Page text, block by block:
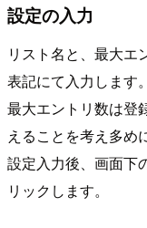
設定の入力
リスト名と、最大エ
表記にて入力します。
最大エントリ数は登
えることを考え多め
設定入力後、画面下
リックします。